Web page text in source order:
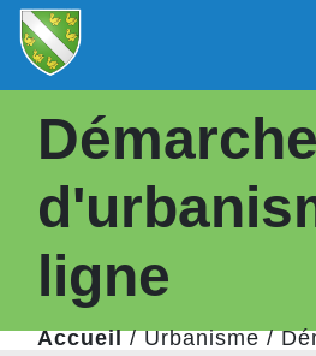
ligne
Accueil/Urbanisme/